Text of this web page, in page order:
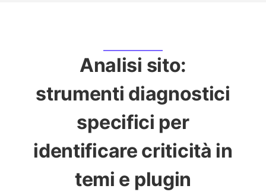
Analisi sito:
strumenti diagnostici
specifici per
identificare criticità in
temi e plugin